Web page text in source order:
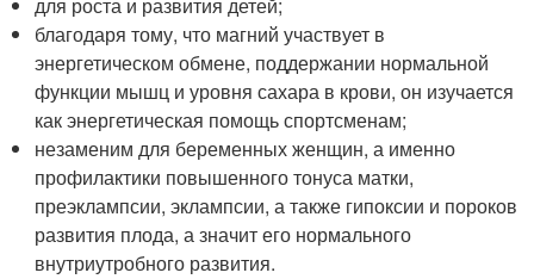
для роста и развития детей;
благодаря тому, что магний участвует в
энергетическом обмене, поддержании нормальной
функции мышц и уровня сахара в крови, он изучается
как энергетическая помощь спортсменам;
незаменим для беременных женщин, а именно
профилактики повышенного тонуса матки,
преэклампсии, эклампсии, а также гипоксии и пороков
развития плода, а значит его нормального
внутриутробного развития.